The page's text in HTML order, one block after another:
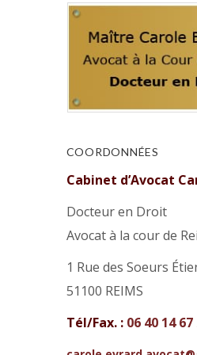
COORDONNÉES
Cabinet d’Avocat
Docteur en Droit
Avocat à la cour de
1 Rue des Soeurs
51100 REIMS
Tél/Fax. : 06 40 14 67